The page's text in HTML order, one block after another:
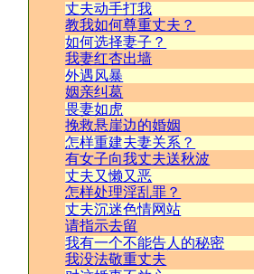
丈夫动手打我
教我如何尊重丈夫？
如何选择妻子？
我妻红杏出墙
外遇风暴
姻亲纠葛
畏妻如虎
挽救悬崖边的婚姻
怎样重建夫妻关系？
有女子向我丈夫送秋波
丈夫又懒又恶
怎样处理淫乱罪？
丈夫沉迷色情网站
请指示去留
我有一个不能告人的秘密
我没法敬重丈夫